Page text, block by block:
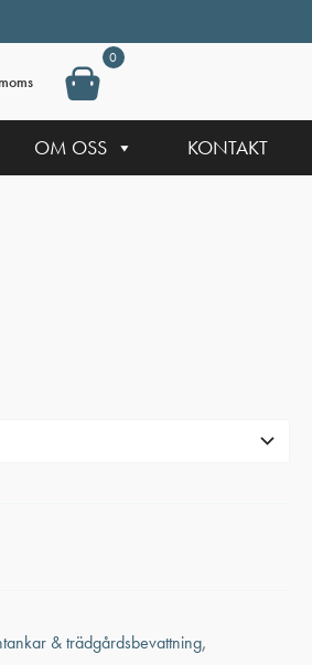
0
OM OSS KONTAKT
& trädgårdsbevattning,